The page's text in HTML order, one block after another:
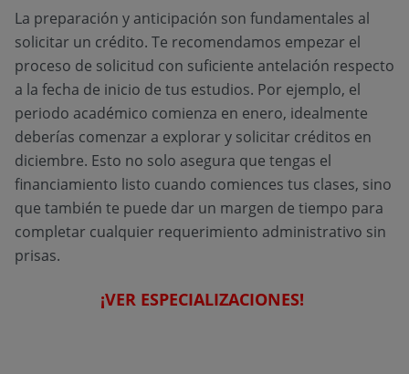
La preparación y anticipación son fundamentales al
solicitar un crédito. Te recomendamos empezar el
proceso de solicitud con suficiente antelación respecto
a la fecha de inicio de tus estudios. Por ejemplo, el
periodo académico comienza en enero, idealmente
deberías comenzar a explorar y solicitar créditos en
diciembre. Esto no solo asegura que tengas el
financiamiento listo cuando comiences tus clases, sino
que también te puede dar un margen de tiempo para
completar cualquier requerimiento administrativo sin
prisas.
¡VER ESPECIALIZACIONES!